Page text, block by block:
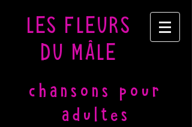
LES FLEURS
DU MÂLE
chansons pour
adultes